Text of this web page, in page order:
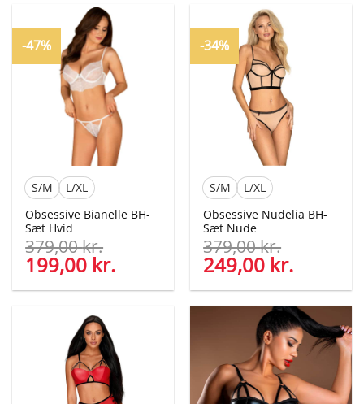
-47%
S/M
L/XL
Obsessive Bianelle BH-
Sæt Hvid
379,00kr.
Den
oprindelige
pris
379,00 kr..
199,00 kr.
aktuelle
pris
-34%
S/M
L/XL
Obsessive Nudelia BH-
Sæt Nude
379,00kr.
Den
oprindelige
pris
var:
379,00 kr..
249,00 kr.
aktuelle
pris
er:
249,00